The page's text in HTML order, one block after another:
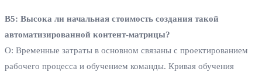
В5: Высока ли начальная стоимость создания такой
автоматизированной контент-матрицы?
О: Временные затраты в основном связаны с проектированием
рабочего процесса и обучением команды. Кривая обучения